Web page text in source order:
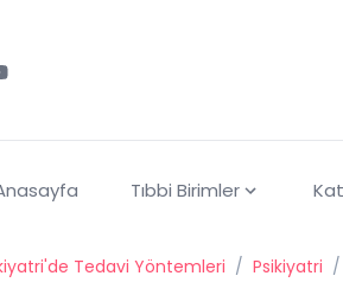
Tıbbi Birimler
Tedavi Yöntemleri / Psikiyatri /